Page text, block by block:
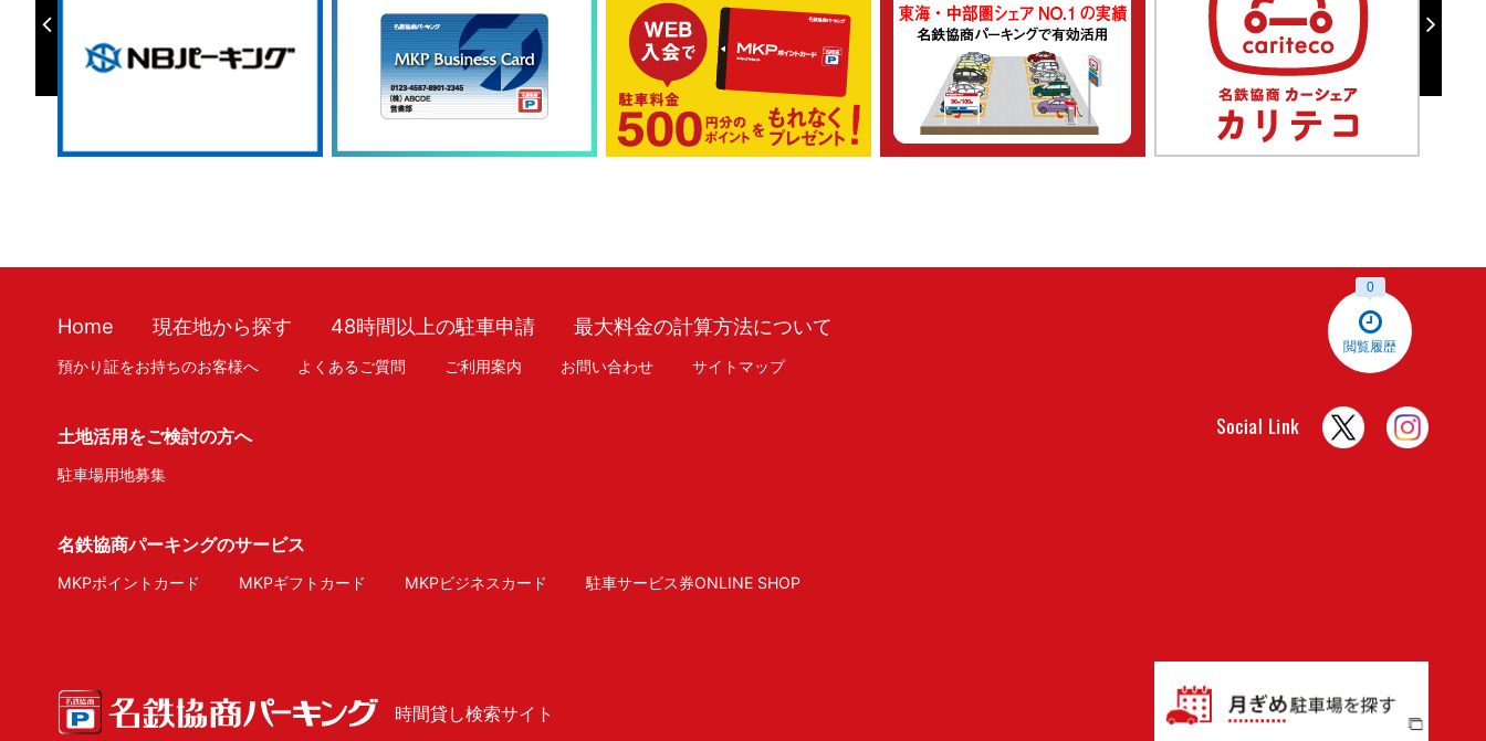
閲覧履歴
0
Home 現在地から探す 48時間以上の駐車申請 最大料金の計算方法について
預かり証をお持ちのお客様へ よくあるご質問 ご利用案内 お問い合わせ サイトマップ
土地活用をご検討の方へ
駐車場用地募集
名鉄協商パーキングのサービス
MKPポイントカード MKPギフトカード MKPビジネスカード 駐車サービス券ONLINE SHOP
時間貸し検索サイト